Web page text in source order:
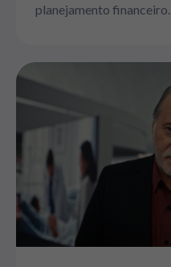
planejamento financeiro.